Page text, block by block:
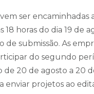
ser encaminhadas
18 horas do dia 19 de
de submissão. As
do segundo
de 20 de agosto a 20
enviar projetos ao